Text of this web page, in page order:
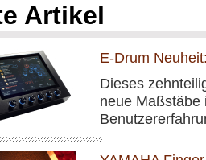
Artikel
E-Drum
Dieses
neue Maßstäbe